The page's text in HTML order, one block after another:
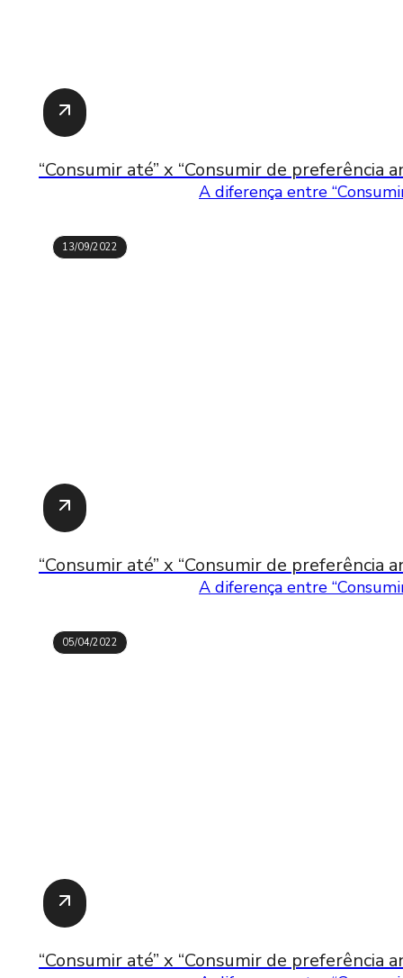
“Consumir até” x “Consumir de preferência
A diferença entre
13/09/2022
“Consumir até” x “Consumir de preferência
A diferença entre
05/04/2022
“Consumir até” x “Consumir de preferência